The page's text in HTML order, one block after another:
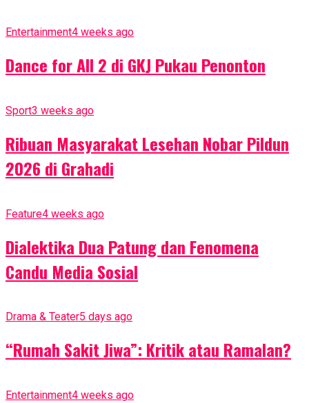
Entertainment4 weeks ago
Dance for All 2 di GKJ Pukau Penonton
Sport3 weeks ago
Ribuan Masyarakat Lesehan Nobar Pildun
2026 di Grahadi
Feature4 weeks ago
Dialektika Dua Patung dan Fenomena
Candu Media Sosial
Drama & Teater5 days ago
“Rumah Sakit Jiwa”: Kritik atau Ramalan?
Entertainment4 weeks ago